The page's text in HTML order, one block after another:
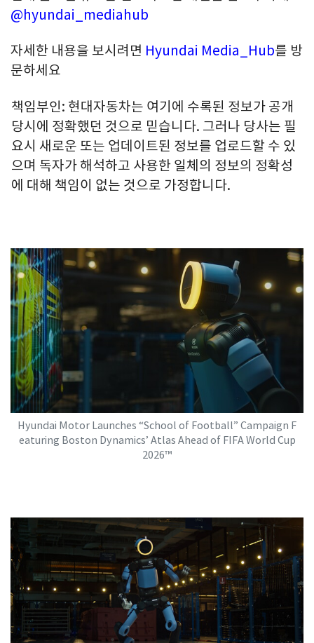
@hyundai_mediahub
자세한 내용을 보시려면 Hyundai Media_Hub를 방
문하세요
책임부인: 현대자동차는 여기에 수록된 정보가 공개
당시에 정확했던 것으로 믿습니다. 그러나 당사는 필
요시 새로운 또는 업데이트된 정보를 업로드할 수 있
으며 독자가 해석하고 사용한 일체의 정보의 정확성
에 대해 책임이 없는 것으로 가정합니다.
Hyundai Motor Launches “School of Football” Campaign F
eaturing Boston Dynamics’ Atlas Ahead of FIFA World Cup
2026™